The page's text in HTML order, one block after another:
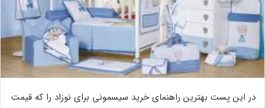
در این پست بهترین راهنمای خرید سیسمونی برای نوزاد را که قیمت